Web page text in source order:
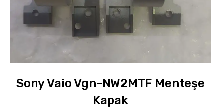
Sony Vaio Vgn-NW2MTF Menteşe
Kapak